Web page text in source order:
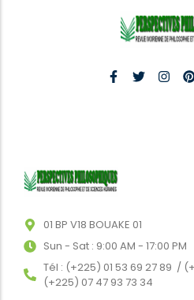
01 BP V18 BOUAKE 01
Sun - Sat : 9:00 AM - 17:00 PM
Tél : (+225) 01 53 69 27 89 /
(+225) 07 47 93 73 34